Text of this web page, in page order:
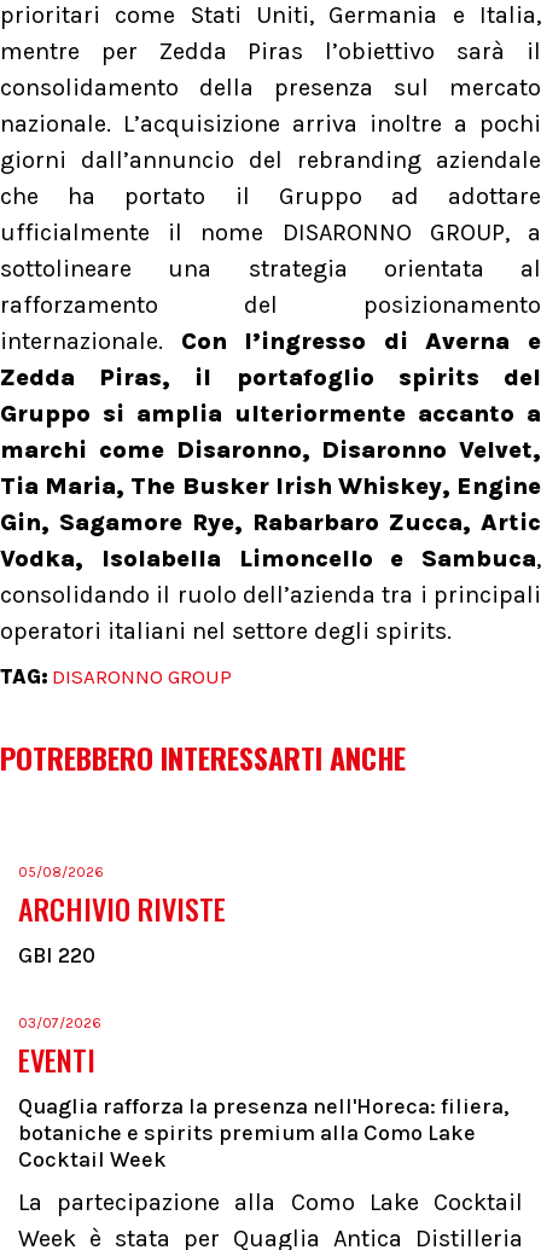
prioritari come Stati Uniti, Germania e Italia,
mentre per Zedda Piras l’obiettivo sarà il
consolidamento della presenza sul mercato
nazionale. L’acquisizione arriva inoltre a pochi
giorni dall’annuncio del rebranding aziendale
che ha portato il Gruppo ad adottare
ufficialmente il nome DISARONNO GROUP, a
sottolineare una strategia orientata al
rafforzamento del posizionamento
internazionale. Con l’ingresso di Averna e
Zedda Piras, il portafoglio spirits del
Gruppo si amplia ulteriormente accanto a
marchi come Disaronno, Disaronno Velvet,
Tia Maria, The Busker Irish Whiskey, Engine
Gin, Sagamore Rye, Rabarbaro Zucca, Artic
Vodka, Isolabella Limoncello e Sambuca,
consolidando il ruolo dell’azienda tra i principali
operatori italiani nel settore degli spirits.
TAG: DISARONNO GROUP
POTREBBERO INTERESSARTI ANCHE
05/08/2026
ARCHIVIO RIVISTE
GBI 220
03/07/2026
EVENTI
Quaglia rafforza la presenza nell'Horeca: filiera,
botaniche e spirits premium alla Como Lake
Cocktail Week
La partecipazione alla Como Lake Cocktail
Week è stata per Quaglia Antica Distilleria